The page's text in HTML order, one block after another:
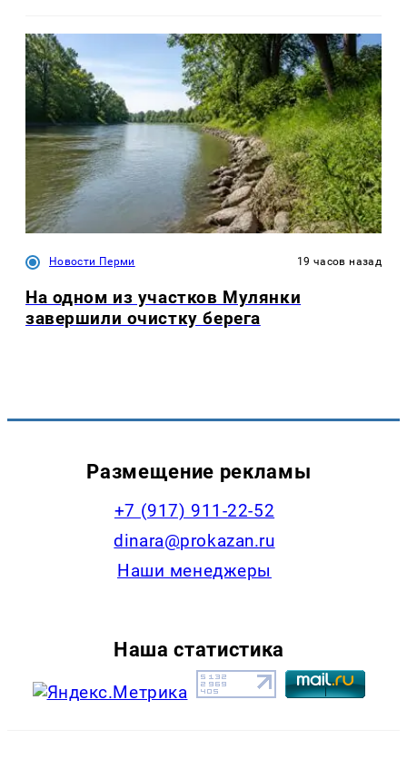
Новости Перми 19 часов назад
На одном из участков Мулянки
завершили очистку берега
Размещение рекламы
+7 (917) 911-22-52
dinara@prokazan.ru
Наши менеджеры
Наша статистика